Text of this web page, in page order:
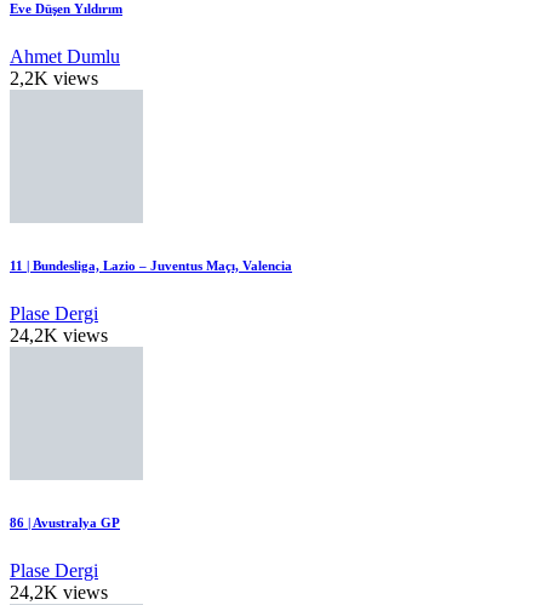
Eve Düşen Yıldırım
Ahmet Dumlu
2,2K views
11 | Bundesliga, Lazio – Juventus Maçı, Valencia
Plase Dergi
24,2K views
86 | Avustralya GP
Plase Dergi
24,2K views